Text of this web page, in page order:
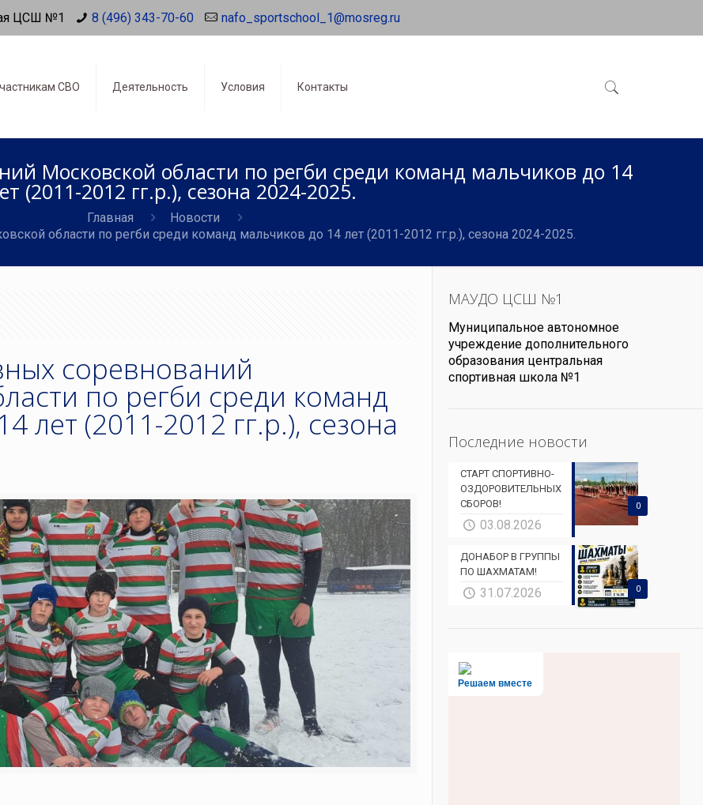
ЦСШ №1 8 (496) 343-70-60 nafo_sportschool_1@mosreg.ru
СВО Деятельность Условия Контакты
Московской области по регби среди команд мальчиков до 14
(2011-2012 гг.р.), сезона 2024-2025.
Главная
Новости
области по регби среди команд мальчиков до 14 лет (2011-2012 гг.р.), сезона 2024-2025.
соревнований
по регби среди команд
лет (2011-2012 гг.р.), сезона
МАУДО ЦСШ №1
Муниципальное автономное
учреждение дополнительного
образования центральная
спортивная школа №1
Последние новости
0
СТАРТ СПОРТИВНО-
ОЗДОРОВИТЕЛЬНЫХ
СБОРОВ!
03.08.2026
0
ДОНАБОР В ГРУППЫ
ПО ШАХМАТАМ!
31.07.2026
Решаем вместе